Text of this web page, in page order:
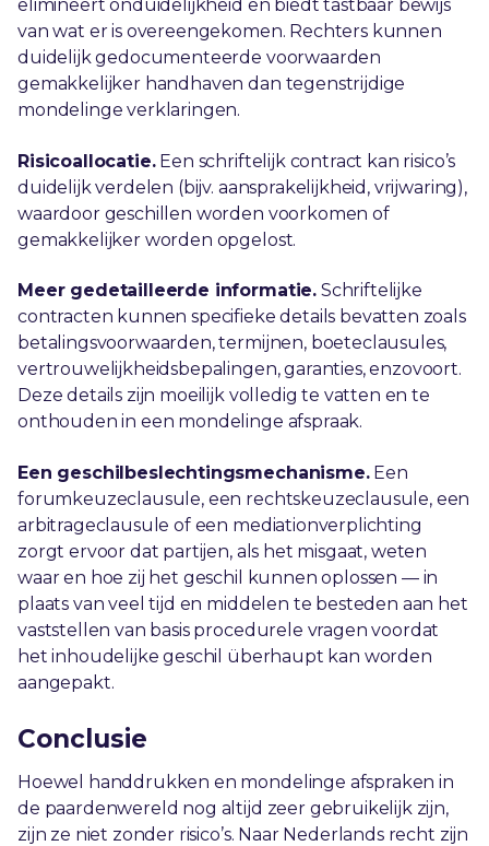
elimineert onduidelijkheid en biedt tastbaar bewijs
van wat er is overeengekomen. Rechters kunnen
duidelijk gedocumenteerde voorwaarden
gemakkelijker handhaven dan tegenstrijdige
mondelinge verklaringen.
Risicoallocatie.Een schriftelijk contract kan risico’s
duidelijk verdelen (bijv. aansprakelijkheid, vrijwaring),
waardoor geschillen worden voorkomen of
gemakkelijker worden opgelost.
Meer gedetailleerde informatie. Schriftelijke
contracten kunnen specifieke details bevatten zoals
betalingsvoorwaarden, termijnen, boeteclausules,
vertrouwelijkheidsbepalingen, garanties, enzovoort.
Deze details zijn moeilijk volledig te vatten en te
onthouden in een mondelinge afspraak.
Een geschilbeslechtingsmechanisme.Een
forumkeuzeclausule, een rechtskeuzeclausule, een
arbitrageclausule of een mediationverplichting
zorgt ervoor dat partijen, als het misgaat, weten
waar en hoe zij het geschil kunnen oplossen — in
plaats van veel tijd en middelen te besteden aan het
vaststellen van basis procedurele vragen voordat
het inhoudelijke geschil überhaupt kan worden
aangepakt.
Conclusie
Hoewel handdrukken en mondelinge afspraken in
de paardenwereld nog altijd zeer gebruikelijk zijn,
zijn ze niet zonder risico’s. Naar Nederlands recht zijn